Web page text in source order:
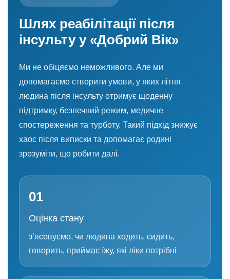
Шлях реабілітації після
інсульту у «Добрий Вік»
Ми не обіцяємо неможливого. Але ми
допомагаємо створити умови, у яких літня
людина після інсульту отримує щоденну
підтримку, безпечний режим, медичне
спостереження та турботу. Такий підхід знижує
хаос після виписки та допомагає родині
зрозуміти, що робити далі.
01
Оцінка стану
з’ясовуємо, чи людина ходить, сидить,
говорить, приймає їжу, які ліки потрібні